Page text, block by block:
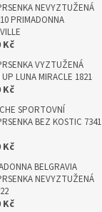
NEVYZTUŽENÁ
PRIMADONNA
Kč
VYZTUŽENÁ
LUNA MIRACLE 1821
Kč
SPORTOVNÍ
BEZ KOSTIC 7341
Kč
BELGRAVIA
NEVYZTUŽENÁ
Kč